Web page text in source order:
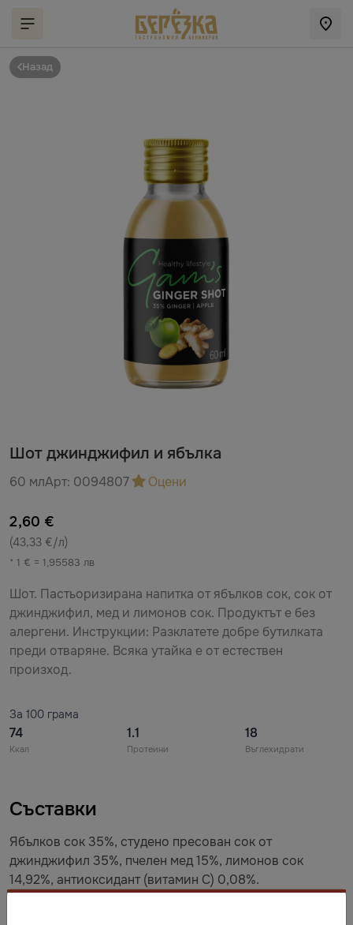
Назад
Шот джинджифил и ябълка
60 млАрт: 0094807 Оцени
2,60 €
(43,33 €/л)
* 1 € = 1,95583 лв
Шот. Пастьоризирана напитка от ябълков сок, сок от
джинджифил, мед и лимонов сок. Продуктът е без
алергени. Инструкции: Разклатете добре бутилката
преди отваряне. Всяка утайка е от естествен
произход.
За 100 грама
74
Ккал
1.1
Протеини
18
Въглехидрати
Съставки
Ябълков сок 35%, студено пресован сок от
джинджифил 35%, пчелен мед 15%, лимонов сок
14,92%, антиоксидант (витамин С) 0,08%.